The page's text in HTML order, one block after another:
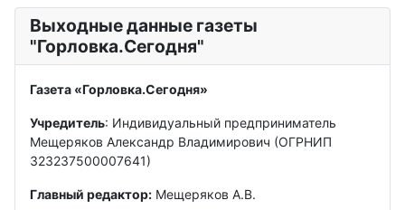
Выходные данные газеты
"Горловка.Сегодня"
Газета «Горловка.Сегодня»
Учредитель: Индивидуальный предприниматель
Мещеряков Александр Владимирович (ОГРНИП
323237500007641)
Главный редактор: Мещеряков А.В.